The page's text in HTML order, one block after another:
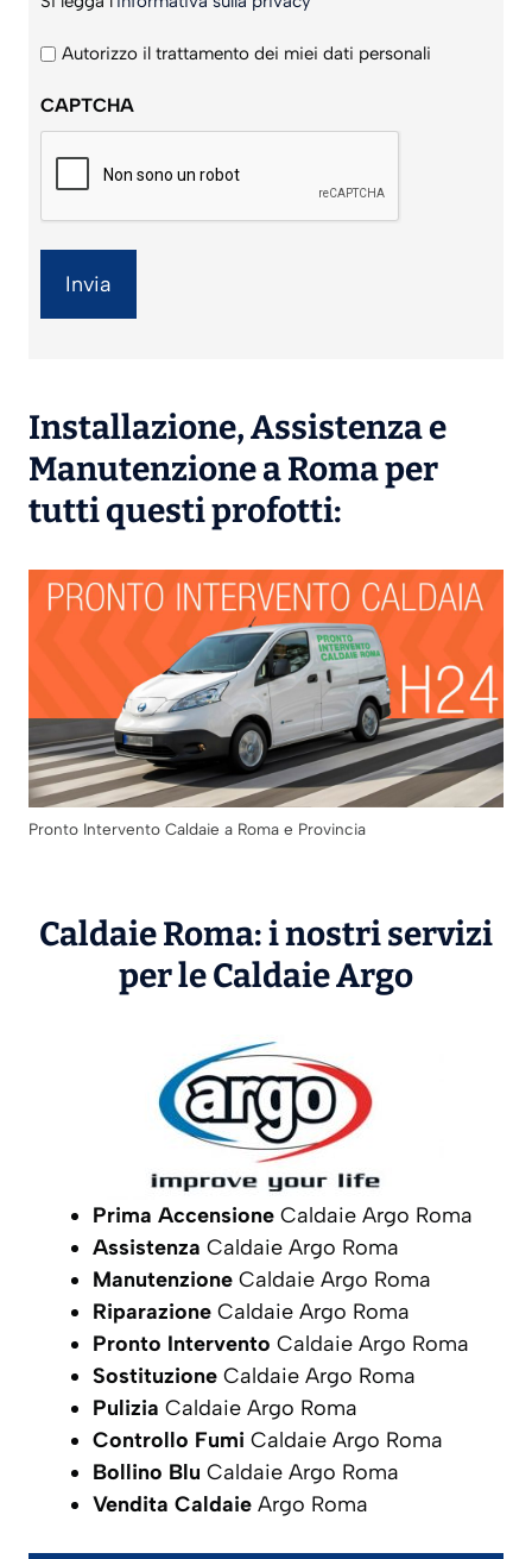
legga
l'informativa
privacy
Autorizzo il trattamento dei miei dati personali
CAPTCHA
Installazione,Assistenzae
Manutenzionea Roma per
tutti questi profotti:
Pronto Intervento Caldaie a Roma e Provincia
Caldaie Roma: i nostri servizi
per le CaldaieArgo
Prima Accensione Caldaie Argo Roma
Assistenza Caldaie Argo Roma
Manutenzione Caldaie Argo Roma
Riparazione Caldaie Argo Roma
Pronto Intervento Caldaie Argo Roma
Sostituzione Caldaie Argo Roma
Pulizia Caldaie Argo Roma
Controllo Fumi Caldaie Argo Roma
Bollino Blu Caldaie Argo Roma
Vendita Caldaie Argo Roma